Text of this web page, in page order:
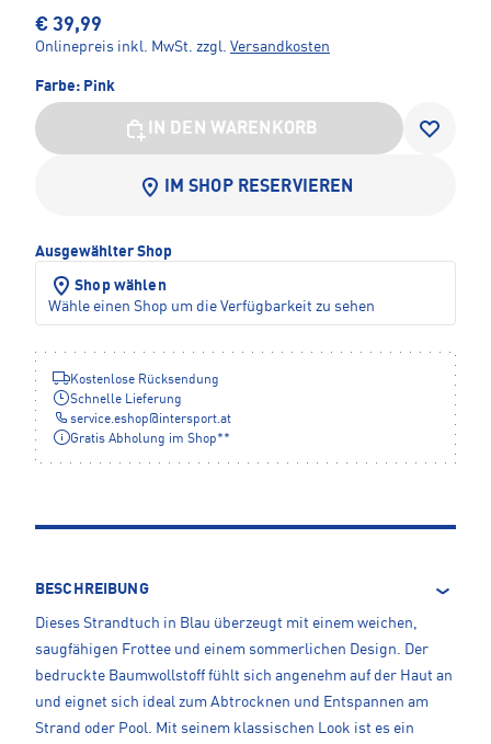
€ 39,99
Onlinepreis inkl. MwSt. zzgl. Versandkosten
Farbe: Pink
IN DEN WARENKORB
IM SHOP RESERVIEREN
Ausgewählter Shop
Shop wählen
Wähle einen Shop um die Verfügbarkeit zu sehen
Kostenlose Rücksendung
Schnelle Lieferung
service.eshop@ intersport.at
Gratis Abholung im Shop**
BESCHREIBUNG
Dieses Strandtuch in Blau überzeugt mit einem weichen,
saugfähigen Frottee und einem sommerlichen Design. Der
bedruckte Baumwollstoff fühlt sich angenehm auf der Haut an
und eignet sich ideal zum Abtrocknen und Entspannen am
Strand oder Pool. Mit seinem klassischen Look ist es ein